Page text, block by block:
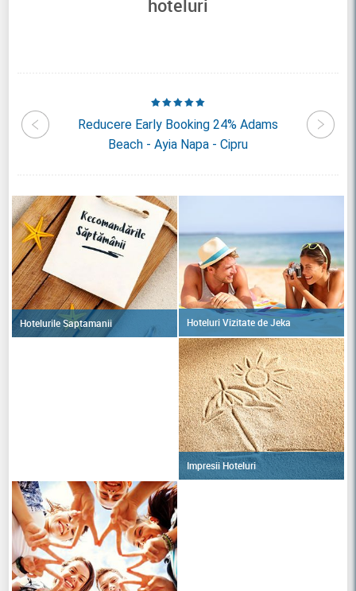
hoteluri
Reducere Early Booking 24% Adams
Beach - Ayia Napa - Cipru
Hotelurile Saptamanii Hoteluri Vizitate de Jeka
Impresii Hoteluri